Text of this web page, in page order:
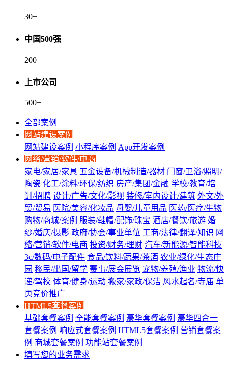
30+
中国500强
200+
上市公司
500+
全部案例
网站建设案例
网站建设案例 小程序案例 App开发案例
网络/营销/软件/电商
家电/家居/家具 五金设备/机械制造/器材 门窗/卫浴/照明/
陶瓷 化工/涂料/环保/纺织 房产/集团/金融 学校/教育/培
训/招聘 设计/广告/文化/影视 装修/室内设计/建筑 外文/外
贸/贸易 医院/美容/化妆品 母婴/儿童用品 医药/医疗/生物
购物/商城/案例 服装/鞋帽/配饰/珠宝 酒店/餐饮/旅游 婚
纱/婚庆/摄影 政府/协会/事业单位 工商/法律/翻译/知识 网
络/营销/软件/电商 投资/财务/理财 汽车/新能源/智能科技
3c/数码/电子配件 食品/饮料/蔬果/茶酒 农业/绿化/生态庄
园 移民/出国/留学 赛事/展会展览 宠物/养殖/渔业 物流/快
递/驾校 体育/健身/运动 搬家/家政/保洁 风水起名/寺庙 单
页竞价推广
HTML5套餐案例
基础套餐案例 全能套餐案例 豪华套餐案例 豪华四合一
套餐案例 响应式套餐案例 HTML5套餐案例 营销套餐案
例 商城套餐案例 功能站套餐案例
填写您的业务需求